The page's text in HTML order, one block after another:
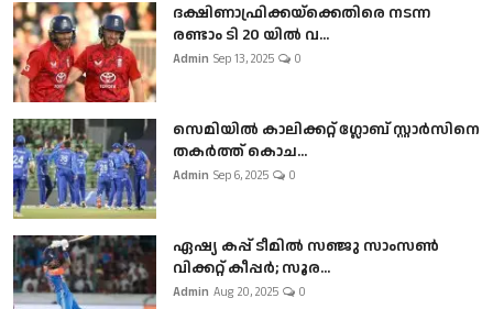
ദക്ഷിണാഫ്രിക്കയ്‌ക്കെതിരെ നടന്ന
രണ്ടാം ടി 20 യിൽ വ...
Admin Sep 13, 2025 0
സെമിയിൽ കാലിക്കറ്റ് ഗ്ലോബ് സ്റ്റാർസിനെ
തകർത്ത് കൊച...
Admin Sep 6, 2025 0
ഏഷ്യ കപ്പ് ടീമിൽ സഞ്ജു സാംസൺ
വിക്കറ്റ് കീപ്പർ; സൂര...
Admin Aug 20, 2025 0